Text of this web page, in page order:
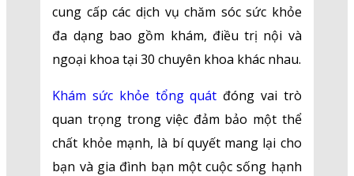
cung cấp các dịch vụ chăm sóc sức khỏe
đa dạng bao gồm khám, điều trị nội và
ngoại khoa tại 30 chuyên khoa khác nhau.
Khám sức khỏe tổng quát đóng vai trò
quan trọng trong việc đảm bảo một thể
chất khỏe mạnh, là bí quyết mang lại cho
bạn và gia đình bạn một cuộc sống hạnh